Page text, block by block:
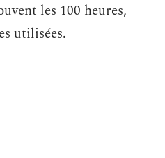
les 100 heures,
utilisées.